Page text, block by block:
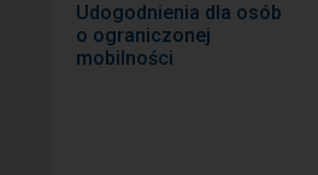
Udogodnienia dla osób
o ograniczonej
mobilności